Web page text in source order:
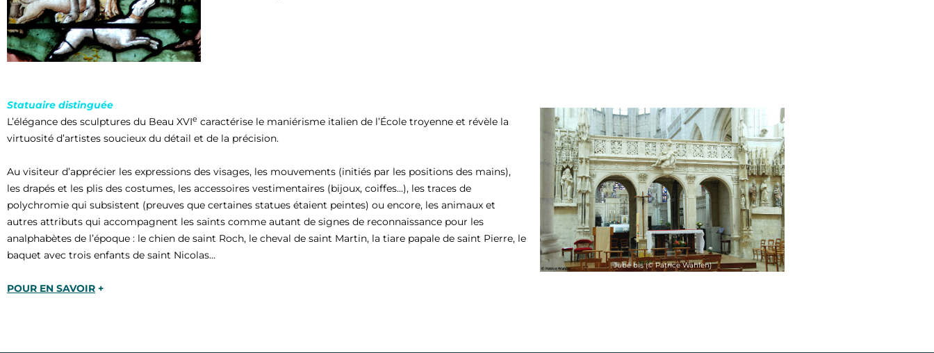
Statuaire distinguée
L’élégance des sculptures du Beau XVIe caractérise le maniérisme italien de l’École troyenne et révèle la
virtuosité d’artistes soucieux du détail et de la précision.
Au visiteur d’apprécier les expressions des visages, les mouvements (initiés par les positions des mains),
les drapés et les plis des costumes, les accessoires vestimentaires (bijoux, coiffes…), les traces de
polychromie qui subsistent (preuves que certaines statues étaient peintes) ou encore, les animaux et
autres attributs qui accompagnent les saints comme autant de signes de reconnaissance pour les
analphabètes de l’époque : le chien de saint Roch, le cheval de saint Martin, la tiare papale de saint Pierre, le
baquet avec trois enfants de saint Nicolas…
POUR EN SAVOIR +
Jubé bis (© Patrice Wahlen)